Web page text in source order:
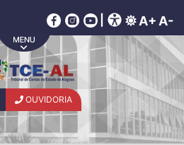
A+ A-
OUVIDORIA